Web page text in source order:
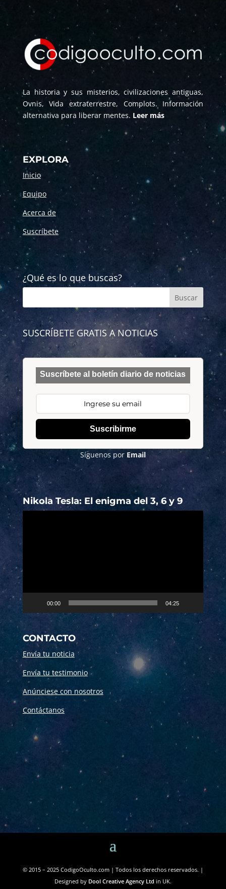
La historia y sus misterios, civilizaciones antiguas,
Ovnis, Vida extraterrestre, Complots. Información
alternativa para liberar mentes. Leer más
EXPLORA
Inicio
Equipo
Acerca de
Suscríbete
¿Qué es lo que buscas?
SUSCRÍBETE GRATIS A NOTICIAS
Suscríbete al boletín diario de noticias
Suscribirme
Síguenos por Email
Nikola Tesla: El enigma del 3, 6 y 9
00:00 04:25
CONTACTO
Envía tu noticia
Envía tu testimonio
Anúnciese con nosotros
Contáctanos
© 2015 – 2025 CodigoOculto.com | Todos los derechos reservados. |
Designed by Dool Creative Agency Ltd in UK.